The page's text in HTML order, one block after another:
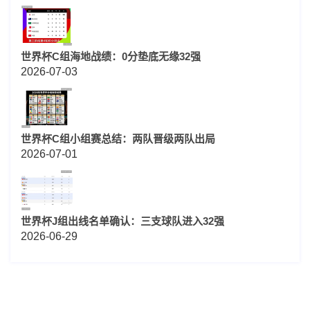
世界杯C组海地战绩：0分垫底无缘32强
2026-07-03
世界杯C组小组赛总结：两队晋级两队出局
2026-07-01
世界杯J组出线名单确认：三支球队进入32强
2026-06-29